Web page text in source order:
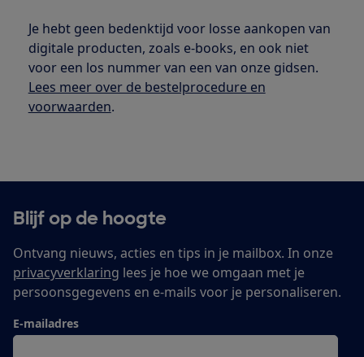
Je hebt geen bedenktijd voor losse aankopen van
digitale producten, zoals e-books, en ook niet
voor een los nummer van een van onze gidsen.
Lees meer over de bestelprocedure en
voorwaarden.
Blijf op de hoogte
Ontvang nieuws, acties en tips in je mailbox. In onze
privacyverklaring lees je hoe we omgaan met je
persoonsgegevens en e-mails voor je personaliseren.
E-mailadres